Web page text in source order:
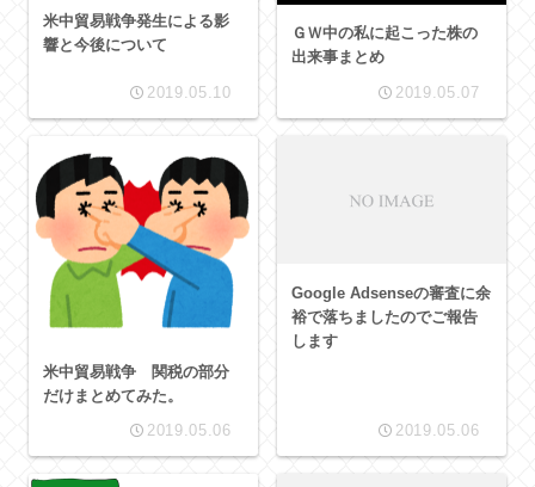
米中貿易戦争発生による影
響と今後について
2019.05.10
ＧＷ中の私に起こった株の
出来事まとめ
2019.05.07
米中貿易戦争 関税の部分
だけまとめてみた。
2019.05.06
Google Adsenseの審査に余
裕で落ちましたのでご報告
します
2019.05.06